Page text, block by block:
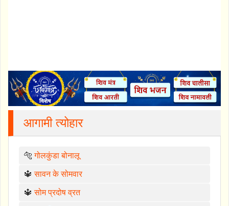
आगामी त्योहार
🐅गोलकुंडा बोनालू
🔱सावन के सोमवार
🔱सोम प्रदोष व्रत